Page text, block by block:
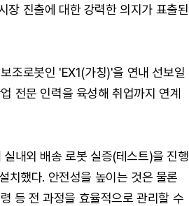
장 진출에 대한 강력한 의지가 표출된
조로봇인 'EX1(가칭)'을 연내 선보일
전문 인력을 육성해 취업까지 연계
내외 배송 로봇 실증(테스트)을 진행
치했다. 안전성을 높이는 것은 물론
등 전 과정을 효율적으로 관리할 수